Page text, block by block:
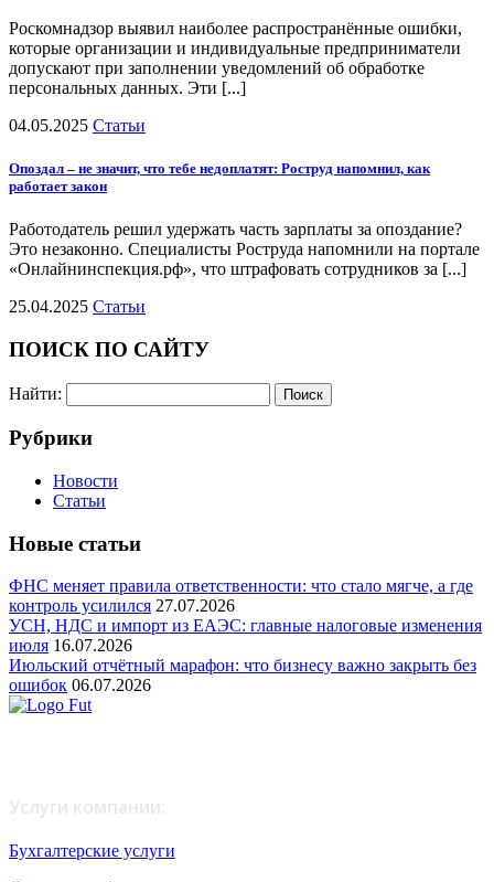
Роскомнадзор выявил наиболее распространённые ошибки,
которые организации и индивидуальные предприниматели
допускают при заполнении уведомлений об обработке
персональных данных. Эти [...]
04.05.2025 Статьи
Опоздал – не значит, что тебе недоплатят: Роструд напомнил, как
работает закон
Работодатель решил удержать часть зарплаты за опоздание?
Это незаконно. Специалисты Роструда напомнили на портале
«Онлайнинспекция.рф», что штрафовать сотрудников за [...]
25.04.2025 Статьи
ПОИСК ПО САЙТУ
Найти:
Рубрики
Новости
Статьи
Новые статьи
ФНС меняет правила ответственности: что стало мягче, а где
контроль усилился 27.07.2026
УСН, НДС и импорт из ЕАЭС: главные налоговые изменения
июля 16.07.2026
Июльский отчётный марафон: что бизнесу важно закрыть без
ошибок 06.07.2026
Бухгалтерские услуги